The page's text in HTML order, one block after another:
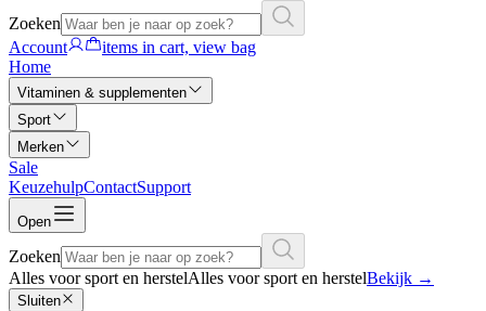
Zoeken
Account
items in cart, view bag
Home
Vitaminen & supplementen
Sport
Merken
Sale
KeuzehulpContactSupport
Open
Zoeken
Alles voor sport en herstelAlles voor sport en herstelBekijk →
Sluiten